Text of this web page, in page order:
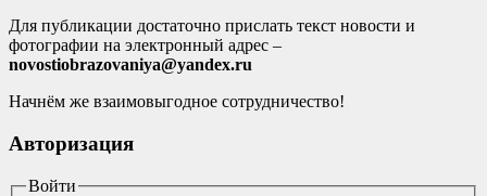
Для публикации достаточно прислать текст новости и
фотографии на электронный адрес –
novostiobrazovaniya@yandex.ru
Начнём же взаимовыгодное сотрудничество!
Авторизация
Войти